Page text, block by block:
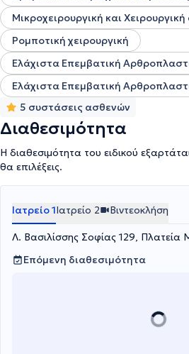
Μικροχειρουργική και
Ρομποτική χειρουργική
Ελάχιστα Επεμβατική
Ελάχιστα Επεμβατική
5 συστάσεις ασθενών
Διαθεσιμότητα
Η διαθεσιμότητα του ειδικού
θα επιλέξεις.
Ιατρείο 1Ιατρείο 2 Βιντεοκλήση
Λ. Βασιλίσσης Σοφίας 129, Πλατεία
Επόμενη διαθεσιμότητα